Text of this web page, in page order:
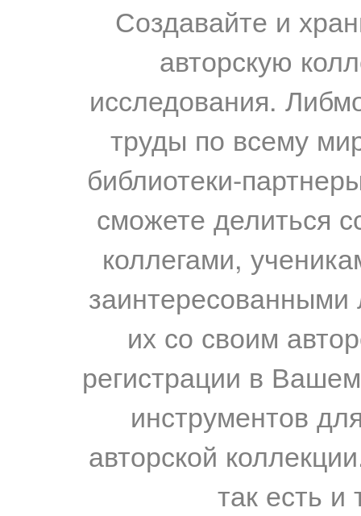
Создавайте и
авторскую
исследования.
труды по всему
библиотеки-
сможете делиться
коллегами,
их со своим
регистрации в
инструментов
авторской
так есть и